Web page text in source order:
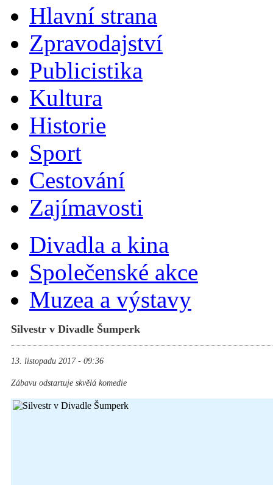
Hlavní strana
Zpravodajství
Publicistika
Kultura
Historie
Sport
Cestování
Zajímavosti
Divadla a kina
Společenské akce
Muzea a výstavy
Silvestr v Divadle Šumperk
13. listopadu 2017 - 09:36
Zábavu odstartuje skvělá komedie